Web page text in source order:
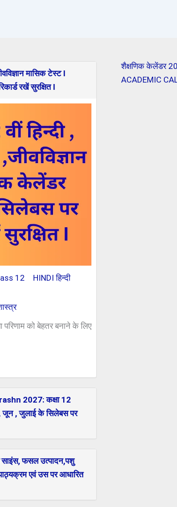
मासिक टेस्ट I
रखें सुरक्षित I
12
HINDI हिन्दी
परिणाम को बेहतर बनाने के लिए
2027: कक्षा 12
जून , जुलाई के सिलेबस पर
फसल उत्पादन,पशु
एवं उस पर आधारित
शैक्षणिक केलेंडर
ACADEMIC